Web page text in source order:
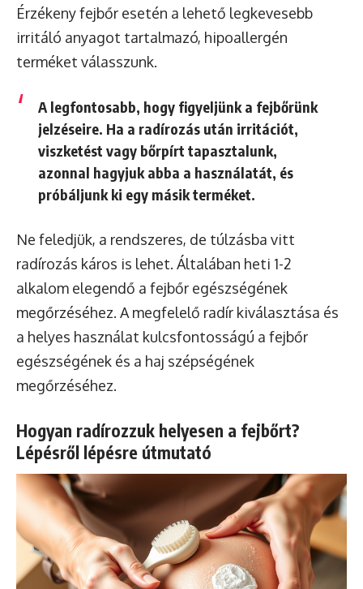
Érzékeny fejbőr esetén a lehető legkevesebb
irritáló anyagot tartalmazó, hipoallergén
terméket válasszunk.
A legfontosabb, hogy figyeljünk a fejbőrünk
jelzéseire. Ha a radírozás után irritációt,
viszketést vagy bőrpírt tapasztalunk,
azonnal hagyjuk abba a használatát, és
próbáljunk ki egy másik terméket.
Ne feledjük, a rendszeres, de túlzásba vitt
radírozás káros is lehet. Általában heti 1-2
alkalom elegendő a fejbőr egészségének
megőrzéséhez. A megfelelő radír kiválasztása és
a helyes használat kulcsfontosságú a fejbőr
egészségének és a haj szépségének
megőrzéséhez.
Hogyan radírozzuk helyesen a fejbőrt?
Lépésről lépésre útmutató